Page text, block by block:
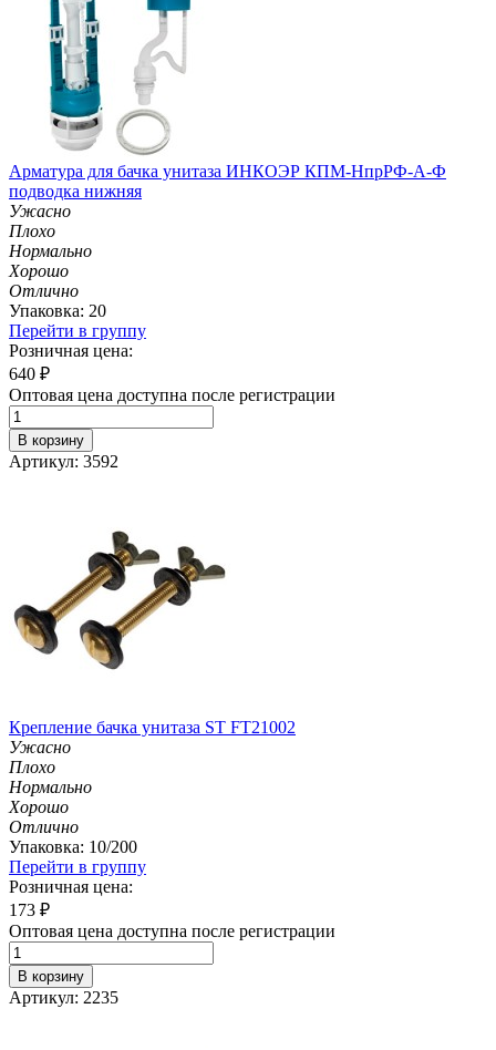
Арматура для бачка унитаза ИНКОЭР КПМ-НпрРФ-А-Ф
подводка нижняя
Ужасно
Плохо
Нормально
Хорошо
Отлично
Упаковка: 20
Перейти в группу
Розничная цена:
640 ₽
Оптовая цена доступна после регистрации
В корзину
Артикул: 3592
Крепление бачка унитаза ST FT21002
Ужасно
Плохо
Нормально
Хорошо
Отлично
Упаковка: 10/200
Перейти в группу
Розничная цена:
173 ₽
Оптовая цена доступна после регистрации
В корзину
Артикул: 2235